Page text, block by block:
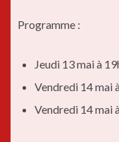
Programme :
Jeudi 13 mai à
Vendredi 14 mai
Vendredi 14 mai